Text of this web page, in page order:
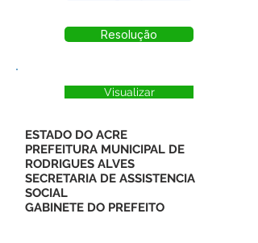
Resolução
Visualizar
ESTADO DO ACRE
PREFEITURA MUNICIPAL DE
RODRIGUES ALVES
SECRETARIA DE ASSISTENCIA
SOCIAL
GABINETE DO PREFEITO